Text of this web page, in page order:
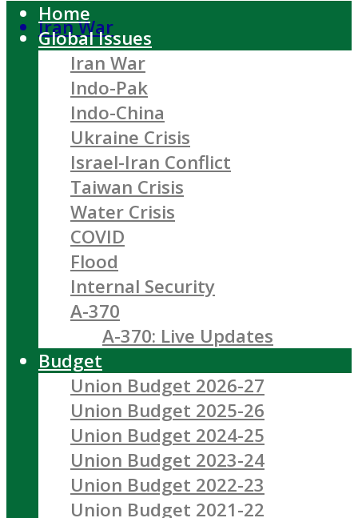
Iran War
Home
Global Issues
Iran War
Indo-Pak
Indo-China
Ukraine Crisis
Israel-Iran Conflict
Taiwan Crisis
Water Crisis
COVID
Flood
Internal Security
A-370
A-370: Live Updates
Budget
Union Budget 2026-27
Union Budget 2025-26
Union Budget 2024-25
Union Budget 2023-24
Union Budget 2022-23
Union Budget 2021-22